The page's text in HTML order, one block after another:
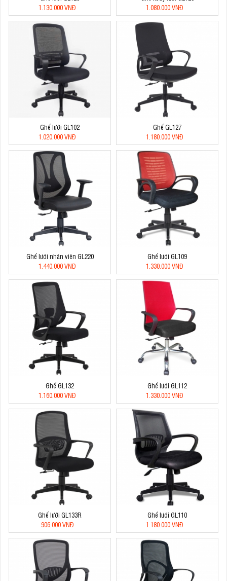
1.130.000 VNĐ
1.080.000 VNĐ
Ghế lưới GL102
1.020.000 VNĐ
Ghế GL127
1.180.000 VNĐ
Ghế lưới nhân viên GL220
1.440.000 VNĐ
Ghế lưới GL109
1.330.000 VNĐ
Ghế GL132
1.160.000 VNĐ
Ghế lưới GL112
1.330.000 VNĐ
Ghế lưới GL133R
906.000 VNĐ
Ghế lưới GL110
1.180.000 VNĐ